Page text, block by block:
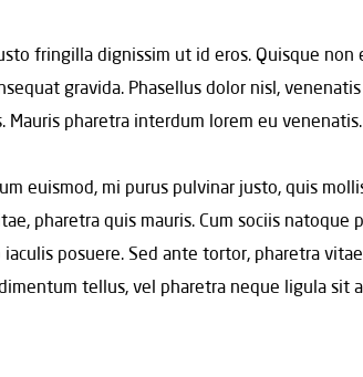
fringilla dignissim ut id eros. Quisque
gravida. Phasellus dolor nisl,
Mauris pharetra interdum lorem eu
euismod, mi purus pulvinar justo, quis
pharetra quis mauris. Cum sociis
posuere. Sed ante tortor, pharetra
tellus, vel pharetra neque ligula sit